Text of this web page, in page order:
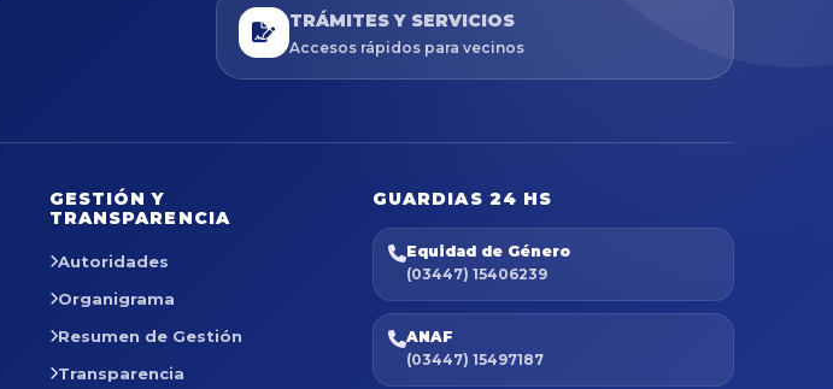
TRÁMITES Y SERVICIOS
Accesos rápidos para vecinos
GESTIÓN Y
TRANSPARENCIA
Autoridades
Organigrama
Resumen de Gestión
Transparencia
GUARDIAS 24 HS
Equidad de Género
(03447) 15406239
ANAF
(03447) 15497187